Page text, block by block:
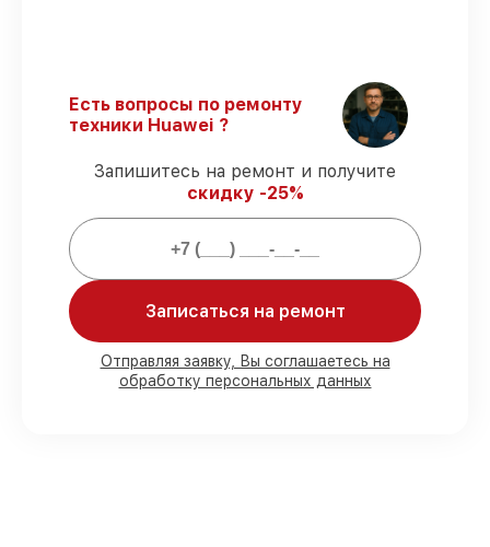
соблюдаем сроки восстановления
телефона nova 11, согласованные с
Подтвержденная гарантия–
предоставляем официальное
гарантийное сопровождение после
восстановления.
Мы гарантируем:
80%работ с возможностью
присутствовать
Есть вопросы по ремонту
техники Huawei ?
Запишитесь на ремонт и получите
скидку -25%
Записаться на ремонт
Отправляя заявку, Вы соглашаетесь на
обработку персональных данных